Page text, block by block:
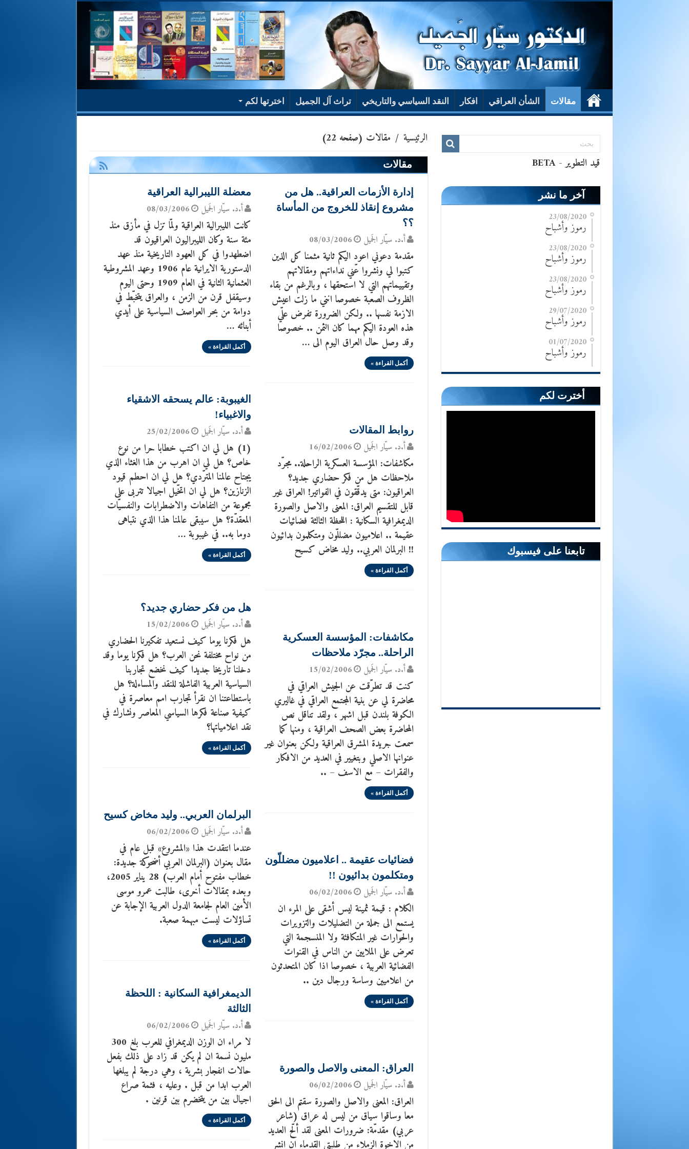
مقالات الشأن العراقي افكار النقد السياسي والتاريخي تراث آل الجميل اخترتها لكم
الرئيسية / مقالات (صفحه 22)
مقالات
إدارة الأزمات العراقية.. هل من
مشروع إنقاذ للخروج من المأساة
؟؟
أ.د. سيّار الجَميل 08/03/2006
مقدمة دعوني اعود اليكم ثانية مثمنا كل الذين
كتبوا لي ونشروا عّني نداءاتهم ومقالاتهم
وتقييماتهم التي لا استحقها ، وبالرغم من بقاء
الظروف الصعبة خصوصا انني ما زلت اعيش
الازمة نفسها .. ولكن الضرورة تفرض علّي
هذه العودة اليكم مهما كان الثمن .. خصوصا
وقد وصل حال العراق اليوم الى …
أكمل القراءة »
معضلة الليبرالية العراقية
أ.د. سيّار الجَميل 08/03/2006
كانت الليبرالية العراقية ولمّا تزل في مأزق منذ
مئة سنة وكان الليبراليون العراقيون قد
اضطهدوا في كل العهود التاريخية منذ عهد
الدستورية الايرانية عام 1906 وعهد المشروطية
العثمانية الثانية في العام 1909 وحتى اليوم
وسيقفل قرن من الزمن ، والعراق يتخبّط في
دوامة من بحر العواصف السياسية على أيدي
أبنائه …
أكمل القراءة »
الغيبوبة: عالم يسحقه الاشقياء
والاغبياء!
أ.د. سيّار الجَميل 25/02/2006
(1) هل لي ان اكتب خطابا حرا من نوع
خاص؟ هل لي ان اهرب من هذا الغثاء الذي
يجتاح عالمنا المترّدي؟ هل لي ان احطم قيود
الزنازين؟ هل لي ان اتخّيل اجيالا تتربى على
مجموعة من التفاهات والاضطرابات والنفسيّات
المعقدّة؟ هل سيبقى عالمنا هذا الذي نتباهى
دوما به.. في غيبوبة …
أكمل القراءة »
روابط المقالات
أ.د. سيّار الجَميل 16/02/2006
مكاشفات: المؤسسة العسكرية الراحلة.. مجرّد
ملاحظات هل من فكر حضاري جديد؟
العراقيون: متى يدقّقون في الفواتير! العراق غير
قابل للتقسيم العراق: المعنى والاصل والصورة
الديمغرافية السكانية : اللحظة الثالثة فضائيات
عقيمة .. اعلاميون مضللّون ومتكلمون بدائيون
!! البرلمان العربي.. وليد مخاض كسيح
أكمل القراءة »
هل من فكر حضاري جديد؟
أ.د. سيّار الجَميل 15/02/2006
هل فكرنا يوما كيف نستعيد تفكيرنا الحضاري
من نواح مختلفة نحن العرب؟ هل فكرنا يوما وقد
دخلنا تاريخا جديدا كيف نخضع تجاربنا
السياسية العربية الفاشلة للنقد والمساءلة؟ هل
باستطاعتنا ان نقرأ تجارب امم معاصرة في
كيفية صناعة فكرها السياسي المعاصر ونشارك في
نقد اعلامياتها؟
أكمل القراءة »
مكاشفات: المؤسسة العسكرية
الراحلة.. مجرّد ملاحظات
أ.د. سيّار الجَميل 15/02/2006
كنت قد تطرّقت عن الجيش العراقي في
محاضرة لي عن بنية المجتمع العراقي في غاليري
الكوفة بلندن قبل اشهر ، ولقد تناقل نص
المحاضرة بعض الصحف العراقية ، ومنها كما
سمعت جريدة المشرق العراقية ولكن بعنوان غير
عنوانها الاصلي وبتغيير في العديد من الافكار
والفقرات – مع الاسف – ..
أكمل القراءة »
البرلمان العربي.. وليد مخاض كسيح
أ.د. سيّار الجَميل 06/02/2006
عندما انتقدت هذا «المشروع» قبل عام في
مقال بعنوان (البرلمان العربي أضحوكة جديدة:
خطاب مفتوح أمام العرب) 28 يناير 2005،
وبعده بمقالات أخرى، طالبت عمرو موسى
الأمين العام لجامعة الدول العربية الإجابة عن
تساؤلات ليست مبهمة صعبة.
أكمل القراءة »
فضائيات عقيمة .. اعلاميون مضللّون
ومتكلمون بدائيون !!
أ.د. سيّار الجَميل 06/02/2006
الكلام : قيمة ثمينة ليس أشقى على المرء ان
يستمع الى جملة من التضليلات والتزويرات
والحوارات غير المتكافئة ولا المنسجمة التي
تعرض على الملايين من الناس في القنوات
الفضائية العربية ، خصوصا اذا كان المتحدثون
من اعلاميين وساسة ورجال دين ..
أكمل القراءة »
الديمغرافية السكانية : اللحظة
الثالثة
أ.د. سيّار الجَميل 06/02/2006
لا مراء ان الوزن الديمغرافي للعرب بلغ 300
مليون نسمة ان لم يكن قد زاد على ذلك بفعل
حالات انفجار بشرية ، وهي درجة لم يبلغها
العرب ابدا من قبل . وعليه ، فثمة صراع
اجيال بين من يتخضرم بين قرنين .
أكمل القراءة »
العراق: المعنى والاصل والصورة
أ.د. سيّار الجَميل 06/02/2006
العراق: المعنى والاصل والصورة سقتم الى الحق
معا وساقوا سياق من ليس له عراق (شاعر
عربي) مقدمّة: ضرورات المعنى لقد ألّح العديد
من الاخوة الزملاء من طلبتي القدماء ان انشر
آخر ما نشر
23/08/2020
رموز وأشباح
23/08/2020
رموز وأشباح
23/08/2020
رموز وأشباح
29/07/2020
رموز وأشباح
01/07/2020
رموز وأشباح
أخترت لكم
تابعنا على فيسبوك